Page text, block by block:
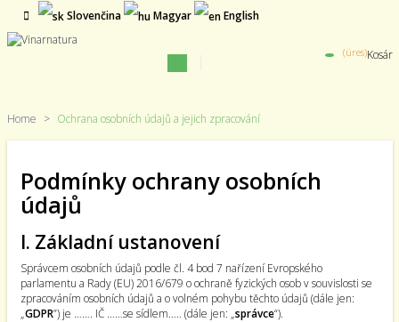
Slovenčina Magyar English
Toggle
(üres)Kosár
Home > Ochrana osobních údajů a jejich zpracování
Podmínky ochrany osobních
údajů
I. Základní ustanovení
Správcem osobních údajů podle čl. 4 bod 7 nařízení Evropského
parlamentu a Rady (EU) 2016/679 o ochraně fyzických osob v souvislosti se
zpracováním osobních údajů a o volném pohybu těchto údajů (dále jen:
„GDPR”) je ……. IČ ……se sídlem….. (dále jen: „správce“).